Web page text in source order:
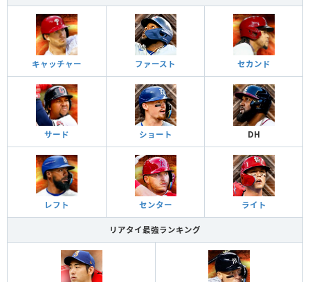
キャッチャー ファースト セカンド
サード ショート DH
レフト センター ライト
リアタイ最強ランキング